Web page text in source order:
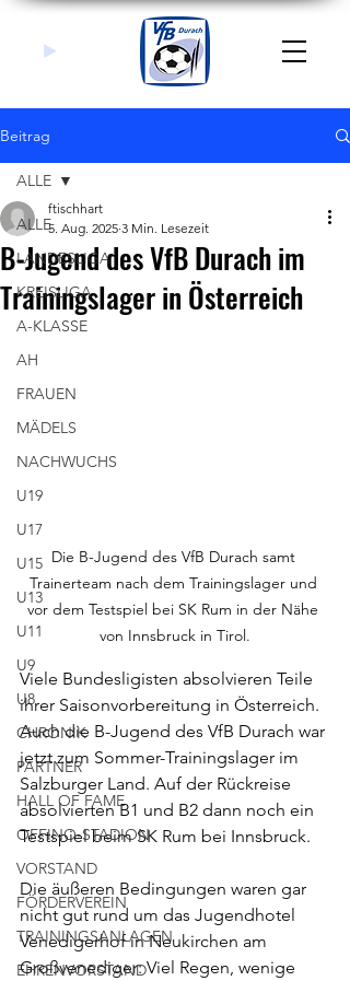
Beitrag
ALLE
LANDESLIGA
KREISLIGA
A-KLASSE
AH
FRAUEN
MÄDELS
NACHWUCHS
U19
U17
U15
U13
U11
U9
U8
CHRONIK
PARTNER
HALL OF FAME
OFFINO-STADION
VORSTAND
FÖRDERVEREIN
TRAININGSANLAGEN
EHRENVORSTAND
ALLE
B-Jugend des VfB Durach im
Trainingslager in Österreich
ftischhart
5. Aug. 2025 3 Min. Lesezeit
Die B-Jugend des VfB Durach samt
Trainerteam nach dem Trainingslager und
vor dem Testspiel bei SK Rum in der Nähe
von Innsbruck in Tirol.
Viele Bundesligisten absolvieren Teile
ihrer Saisonvorbereitung in Österreich.
Auch die B-Jugend des VfB Durach war
jetzt zum Sommer-Trainingslager im
Salzburger Land. Auf der Rückreise
absolvierten B1 und B2 dann noch ein
Testspiel beim SK Rum bei Innsbruck.
Die äußeren Bedingungen waren gar
nicht gut rund um das Jugendhotel
Venedigerhof in Neukirchen am
Großvenediger: Viel Regen, wenige